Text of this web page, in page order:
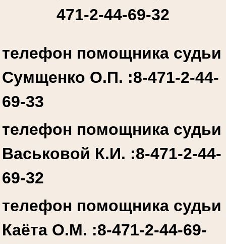
471-2-44-69-32
телефон помощника судьи
Сумщенко О.П. :8-471-2-44-
69-33
телефон помощника судьи
Васьковой К.И. :8-471-2-44-
69-32
телефон помощника судьи
Каёта О.М. :8-471-2-44-69-